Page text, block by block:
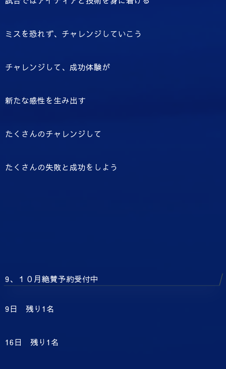
ミスを恐れず、チャレンジしていこう
チャレンジして、成功体験が
新たな感性を生み出す
たくさんのチャレンジして
たくさんの失敗と成功をしよう
9、１０月絶賛予約受付中
9日 残り1名
16日 残り1名